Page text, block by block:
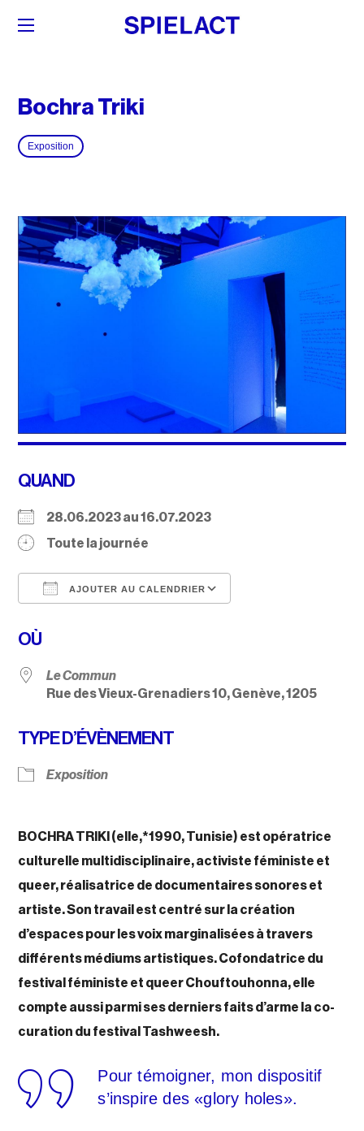
Bochra Triki
Exposition
QUAND
28.06.2023 au 16.07.2023
Toute la journée
AJOUTER AU CALENDRIER
OÙ
Le Commun
Rue des Vieux-Grenadiers 10, Genève, 1205
TYPE D’ÉVÈNEMENT
Exposition
BOCHRA TRIKI (elle,*1990, Tunisie) est opératrice
culturelle multidisciplinaire, activiste féministe et
queer, réalisatrice de documentaires sonores et
artiste. Son travail est centré sur la création
d’espaces pour les voix marginalisées à travers
différents médiums artistiques.Cofondatrice du
festival féministe et queer Chouftouhonna, elle
compte aussi parmi ses derniers faits d’arme la co-
curation du festival Tashweesh.
Pour témoigner, mon dispositif
s’inspire des «glory holes».